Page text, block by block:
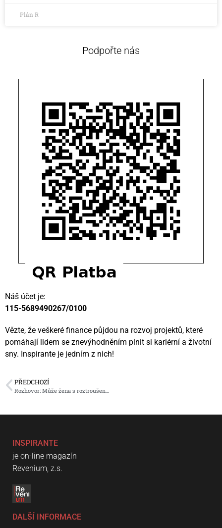
Plán R
Podpořte nás
Náš účet je:
115-5689490267/0100
Vězte, že veškeré finance půjdou na rozvoj projektů, které
pomáhají lidem se znevýhodněním plnit si kariérní a životní
sny. Inspirante je jedním z nich!
PŘEDCHOZÍ
INSPIRANTE
je on-line magazín
Revenium, z.s.
DALŠÍ INFORMACE